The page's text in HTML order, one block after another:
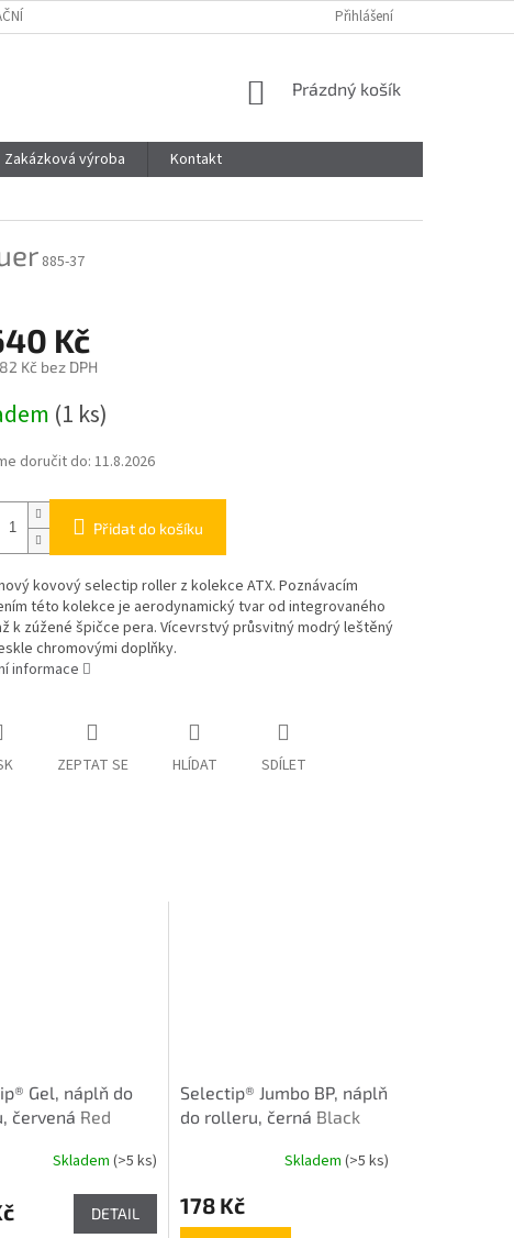
ŘÁD ZÁSADY OCHRANY OSOBNÍCH ÚDAJŮ
Přihlášení
NÁKUPNÍ
Prázdný košík
Zakázková výroba
Kontakt
885-37
Kč
Kč bez DPH
(1 ks)
doručit do:11.8.2026
Přidat do košíku
kovový selectip roller z kolekce ATX. Poznávacím
této kolekce je aerodynamický tvar od integrovaného
k zúžené špičce pera. Vícevrstvý průsvitný modrý leštěný
chromovými doplňky.
informace
ZEPTAT SE HLÍDAT SDÍLET
Gel, náplň do
červená Red
Skladem(>5 ks)
DETAIL
Selectip® Jumbo BP, náplň
do rolleru, černá Black
Skladem (>5 ks)
178 Kč